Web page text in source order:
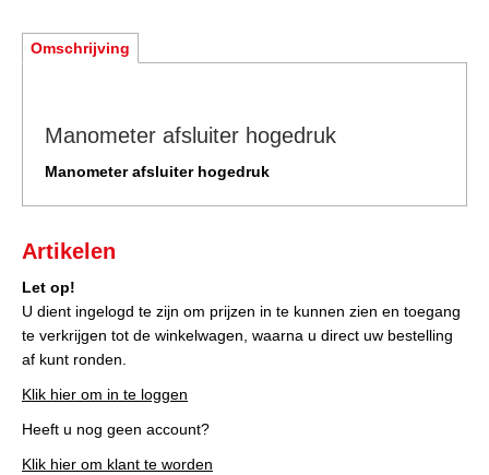
Omschrijving
Manometer afsluiter hogedruk
Manometer afsluiter hogedruk
Artikelen
Let op!
U dient ingelogd te zijn om prijzen in te kunnen zien en toegang
te verkrijgen tot de winkelwagen, waarna u direct uw bestelling
af kunt ronden.
Klik hier om in te loggen
Heeft u nog geen account?
Klik hier om klant te worden